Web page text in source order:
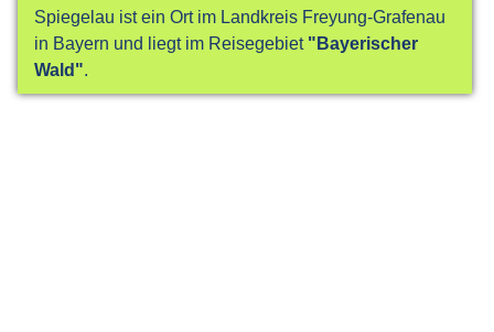
Spiegelau ist ein Ort im Landkreis Freyung-Grafenau
in Bayern und liegt im Reisegebiet "Bayerischer
Wald"